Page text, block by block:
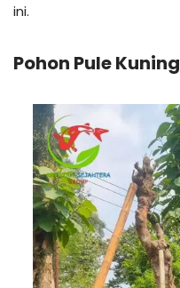
ini.
Pohon Pule Kuning